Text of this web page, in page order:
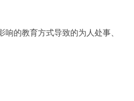
响的教育方式导致的为人处事、